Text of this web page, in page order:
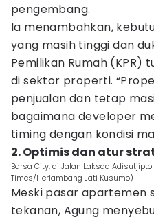
pengembang.
Ia menambahkan,
yang masih tinggi dan
Pemilikan Rumah
di sektor properti.
penjualan dan tetap
bagaimana developer
timing dengan kondisi
2. Optimis dan atur
Barsa City, di Jalan Laksda Adisutjipto
Times/Herlambang Jati Kusumo)
Meski pasar apartemen
tekanan, Agung